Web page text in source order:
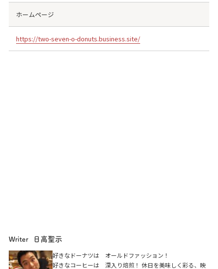
ホームページ
https://two-seven-o-donuts.business.site/
Writer 日高聖示
好きなドーナツは オールドファッション！
好きなコーヒーは 深入り焙煎！ 休日を美味しく彩る、映